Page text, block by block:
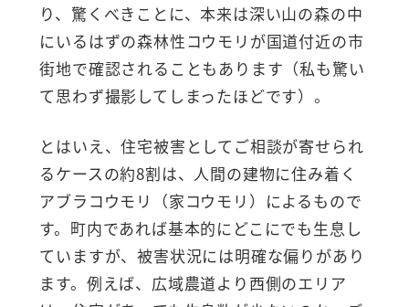
り、驚くべきことに、本来は深い山の森の中
にいるはずの森林性コウモリが国道付近の市
街地で確認されることもあります（私も驚い
て思わず撮影してしまったほどです）。
とはいえ、住宅被害としてご相談が寄せられ
るケースの約8割は、人間の建物に住み着く
アブラコウモリ（家コウモリ）によるもので
す。町内であれば基本的にどこにでも生息し
ていますが、被害状況には明確な偏りがあり
ます。例えば、広域農道より西側のエリア